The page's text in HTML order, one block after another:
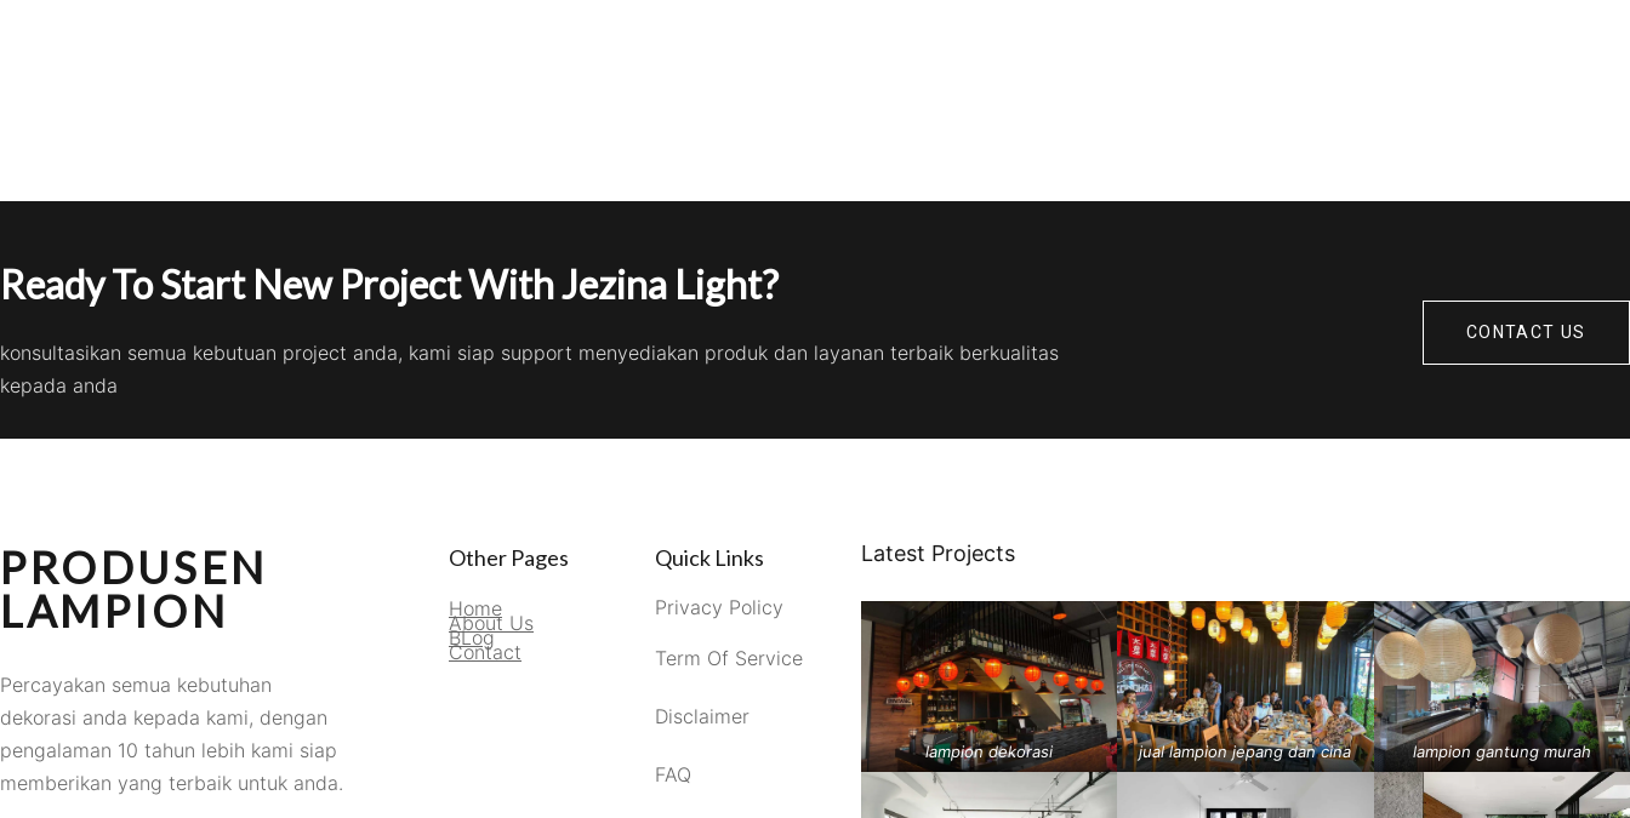
Ready To Start New Project With Jezina Light?
konsultasikan semua kebutuan project anda, kami siap support menyediakan produk dan layanan terbaik berkualitas
kepada anda
CONTACT US
PRODUSEN
LAMPION
Percayakan semua kebutuhan
dekorasi anda kepada kami, dengan
pengalaman 10 tahun lebih kami siap
memberikan yang terbaik untuk anda.
Other Pages
Home
About Us
BLog
Contact
Quick Links
Privacy Policy
Term Of Service
Disclaimer
FAQ
Latest Projects
lampion dekorasi jual lampion jepang dan cina lampion gantung murah